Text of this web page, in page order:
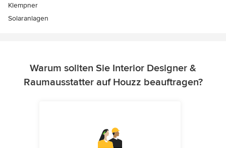
Klempner
Solaranlagen
Warum sollten Sie Interior Designer &
Raumausstatter auf Houzz beauftragen?